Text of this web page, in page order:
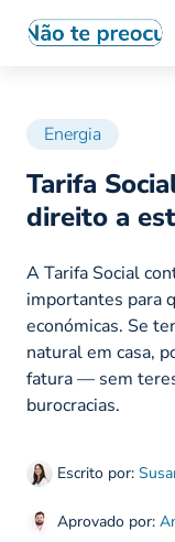
Energia
Tarifa
direito a
Escrito por:
Aprovado por:
A Tarifa Social
importantes para
económicas. Se
natural em casa,
fatura — sem
burocracias.